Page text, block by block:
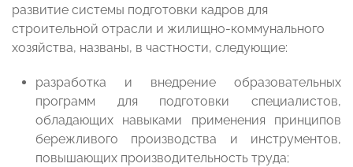
развитие системы подготовки кадров для
строительной отрасли и жилищно-коммунального
хозяйства, названы, в частности, следующие:
разработка и внедрение образовательных
программ для подготовки специалистов,
обладающих навыками применения принципов
бережливого производства и инструментов,
повышающих производительность труда;